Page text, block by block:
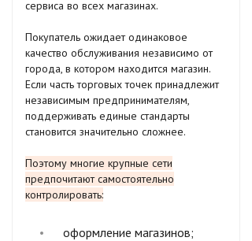
сервиса во всех магазинах.
Покупатель ожидает одинаковое
качество обслуживания независимо от
города, в котором находится магазин.
Если часть торговых точек принадлежит
независимым предпринимателям,
поддерживать единые стандарты
становится значительно сложнее.
Поэтому многие крупные сети
предпочитают самостоятельно
контролировать:
оформление магазинов;